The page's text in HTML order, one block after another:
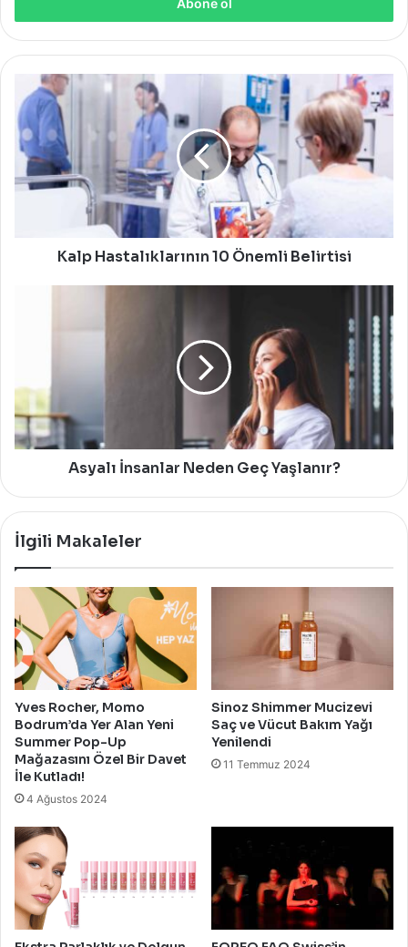
Kalp
Hastalıklarının
10
Önemli
Belirtisi
Kalp Hastalıklarının 10 Önemli Belirtisi
Asyalı İnsanlar Neden Geç Yaşlanır?
İlgili Makaleler
Yves Rocher, Momo
Bodrum’da Yer Alan Yeni
Summer Pop-Up
Mağazasını Özel Bir Davet
İle Kutladı!
4 Ağustos 2024
Sinoz Shimmer Mucizevi
Saç ve Vücut Bakım Yağı
Yenilendi
11 Temmuz 2024